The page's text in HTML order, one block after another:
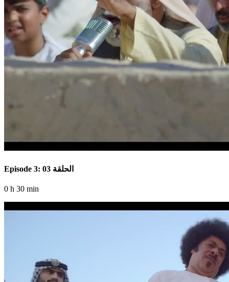
Episode 3: الحلقة 03
0 h 30 min